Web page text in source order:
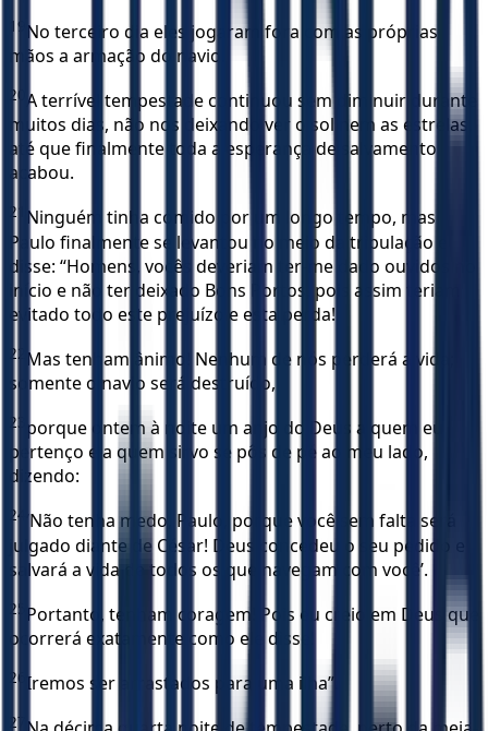
19 No terceiro dia eles jogaram fora com as próprias
mãos a armação do navio.
20 A terrível tempestade continuou sem diminuir durante
muitos dias, não nos deixando ver o sol nem as estrelas,
até que finalmente toda a esperança de salvamento
acabou.
21
Ninguém tinha comido por um longo tempo, mas
Paulo finalmente se levantou no meio da tripulação e
disse: “Homens, vocês deveriam ter-me dado ouvidos no
início e não ter deixado Bons Portos, pois assim teriam
evitado todo este prejuízo e esta perda!
22 Mas tenham ânimo! Nenhum de nós perderá a vida;
somente o navio será destruído,
23 porque ontem à noite um anjo do Deus a quem eu
pertenço e a quem sirvo se pôs de pé ao meu lado,
dizendo:
24 ‘Não tenha medo, Paulo, porque você sem falta será
julgado diante de César! Deus concedeu o seu pedido e
salvará a vida de todos os que navegam com você’.
25 Portanto, tenham coragem! Pois eu creio em Deus que
ocorrerá exatamente como ele disse!
26 Iremos ser arrastados para uma ilha”.
27